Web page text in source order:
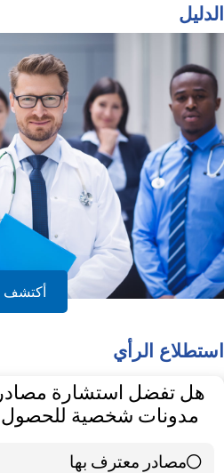
الدليل
أكتشف
استطلاع الرأي
هل تفضل استشارة
مدونات شخصية
مصادر معترف بها
39 ( 65 % )